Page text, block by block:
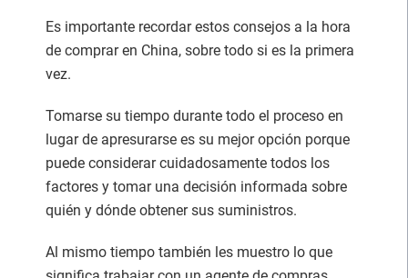
Es importante recordar estos consejos a la hora
de comprar en China, sobre todo si es la primera
vez.
Tomarse su tiempo durante todo el proceso en
lugar de apresurarse es su mejor opción porque
puede considerar cuidadosamente todos los
factores y tomar una decisión informada sobre
quién y dónde obtener sus suministros.
Al mismo tiempo también les muestro lo que